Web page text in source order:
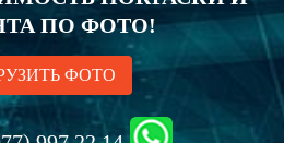
ПО ФОТО!
ФОТО